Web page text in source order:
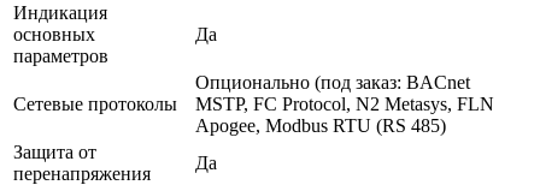
Индикация
основных
параметров
Да
Сетевые протоколы
Опционально (под заказ: BACnet
MSTP, FC Protocol, N2 Metasys, FLN
Apogee, Modbus RTU (RS 485)
Защита от
перенапряжения
Да